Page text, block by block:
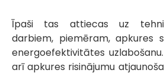
Īpaši tas attiecas uz
darbiem, piemēram, apkures
energoefektivitātes
arī apkures risinājumu